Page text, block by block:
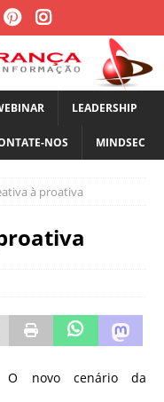
LEADERSHIP
NOS MINDSEC
à proativa
O novo cenário da